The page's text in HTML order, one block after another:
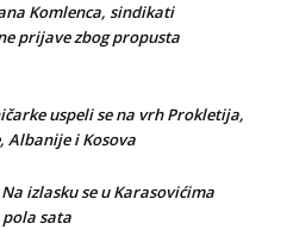
Komlenca, sindikati
prijave zbog propusta
uspeli se na vrh Prokletija,
Albanije i Kosova
izlasku se u Karasovićima
sata